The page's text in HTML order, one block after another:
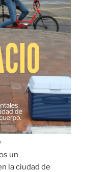
un
la ciudad de